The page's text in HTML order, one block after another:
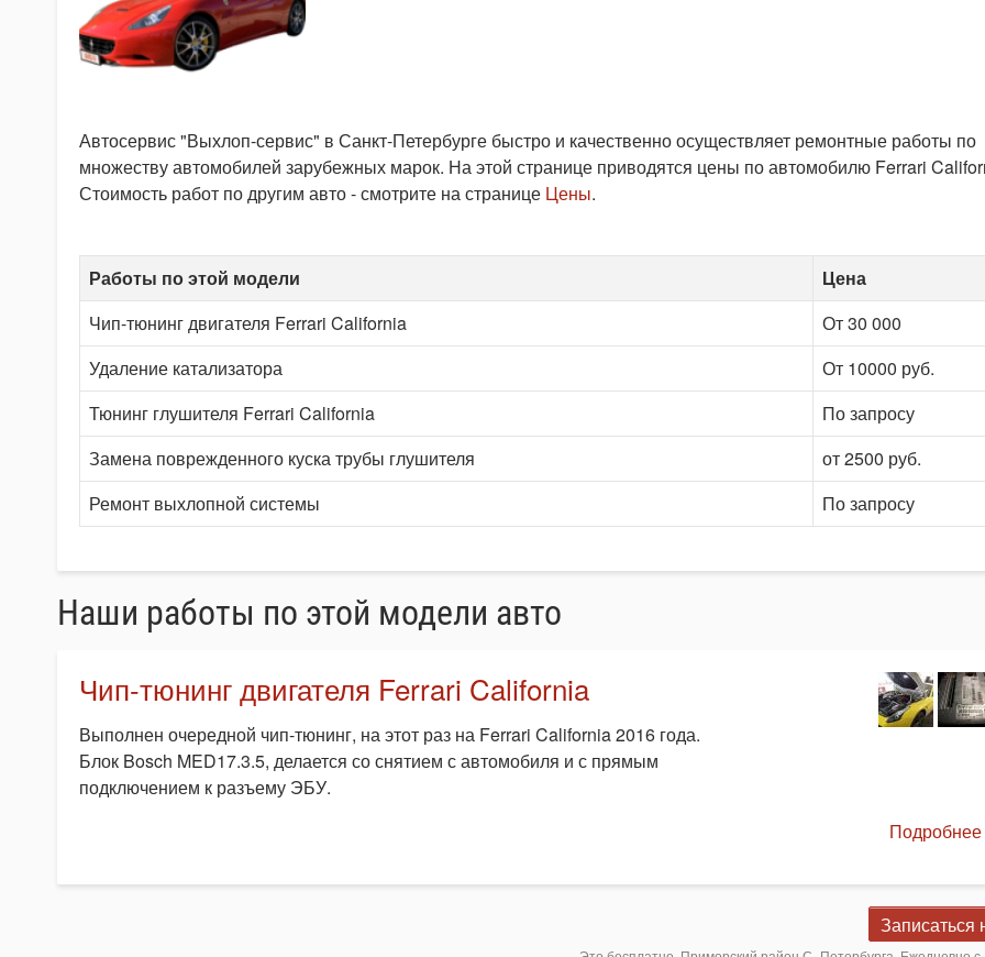
Автосервис "Выхлоп-сервис" в Санкт-Петербурге быстро и качественно осуществляет ремонтные работы по
множеству автомобилей зарубежных марок. На этой странице приводятся цены по автомобилю Ferrari
Стоимость работ по другим авто - смотрите на странице Цены.
Работы по этой модели
Цена
Чип-тюнинг двигателя Ferrari California
От 30 000
Удаление катализатора
От 10000 руб.
Тюнинг глушителя Ferrari California
По запросу
Замена поврежденного куска трубы глушителя
от 2500 руб.
Ремонт выхлопной системы
По запросу
Наши работы по этой модели авто
Чип-тюнинг двигателя Ferrari California
Выполнен очередной чип-тюнинг, на этот раз на Ferrari California 2016 года.
Блок Bosch MED17.3.5, делается со снятием с автомобиля и с прямым
подключением к разъему ЭБУ.
Записаться